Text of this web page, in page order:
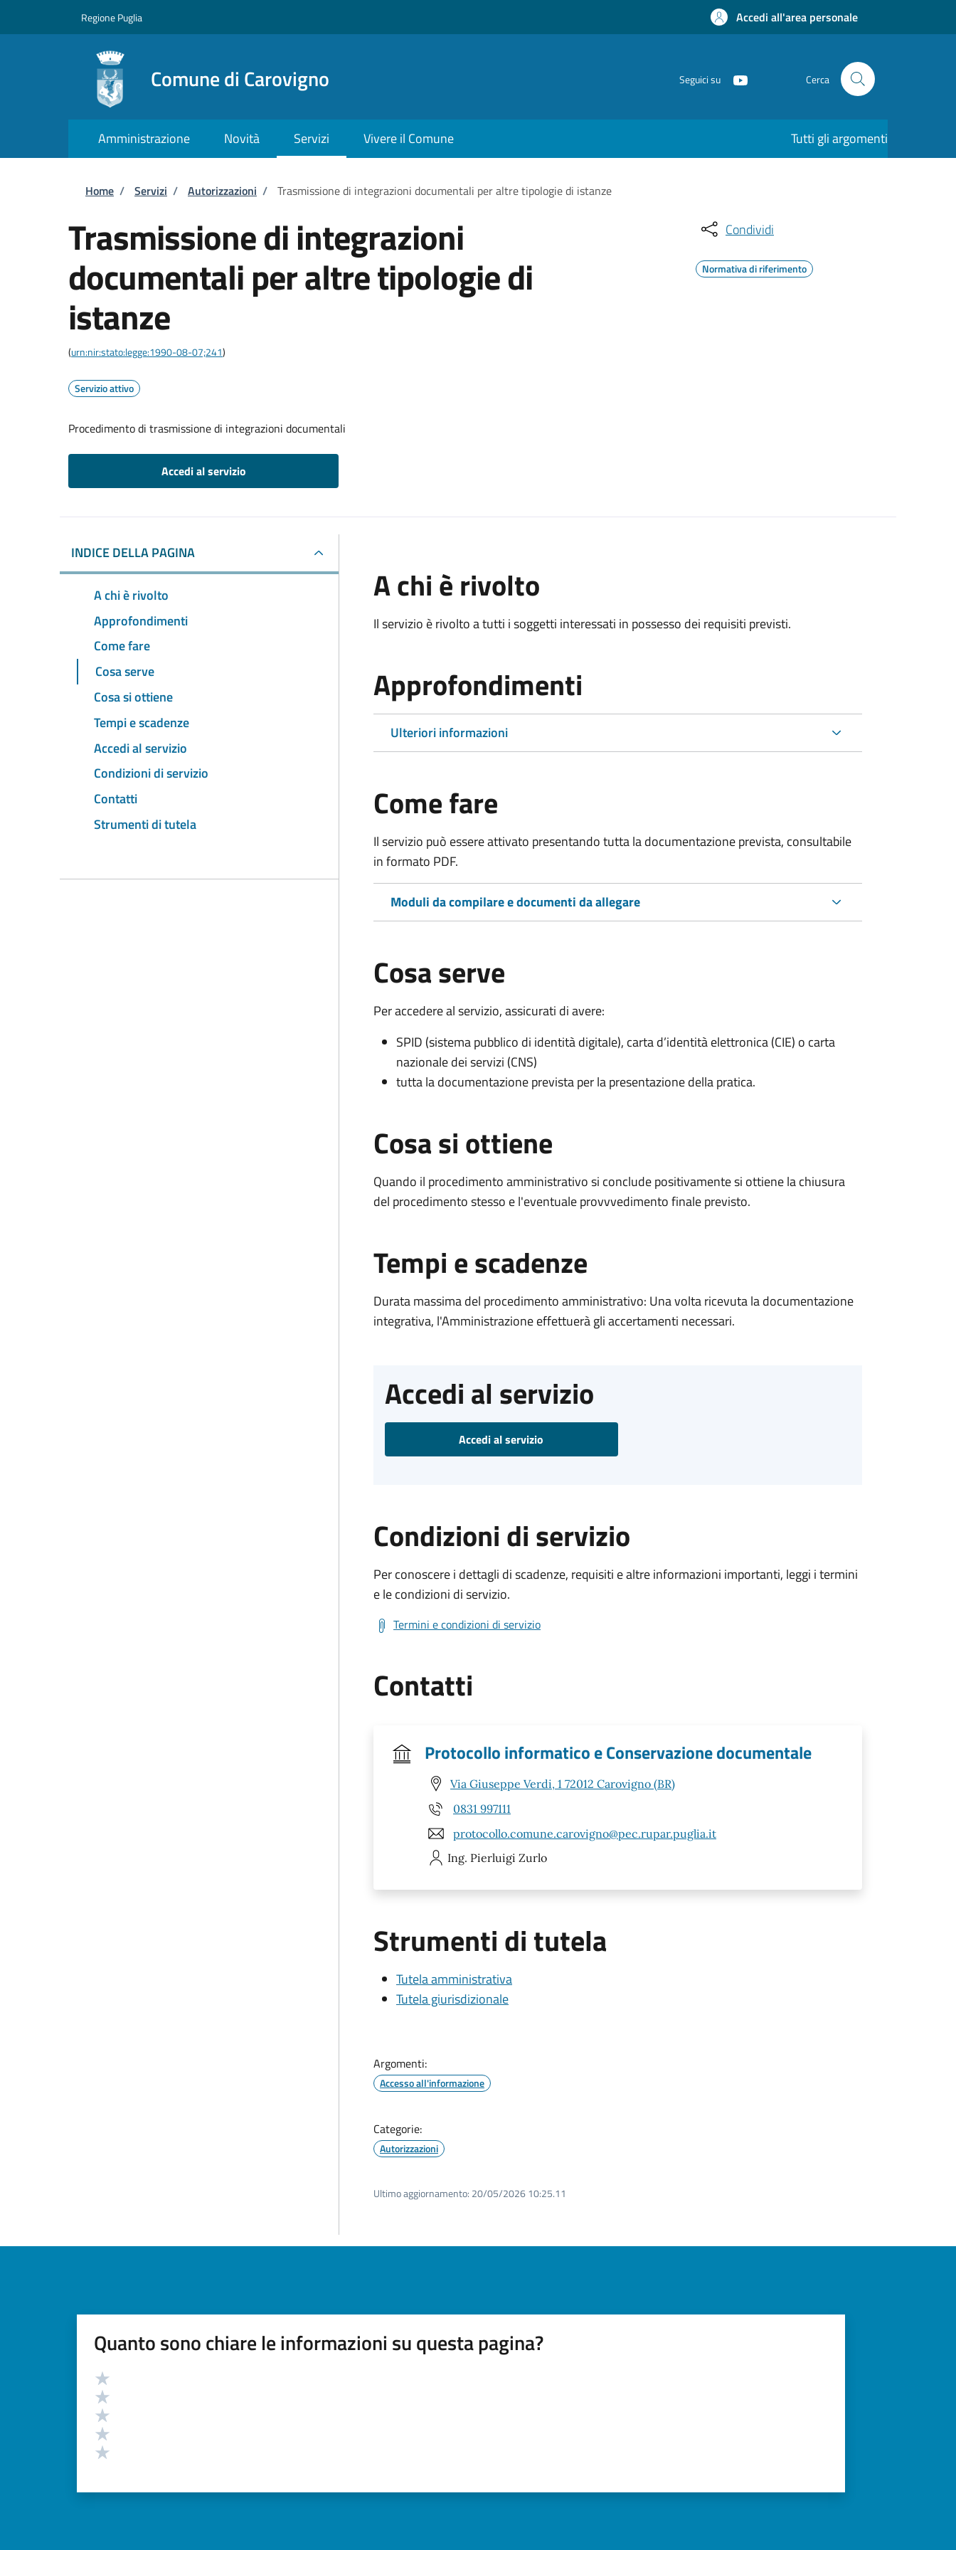
Regione Puglia Accedi all'area personale
Comune di Carovigno Seguici su Cerca
Amministrazione Novità Servizi Vivere il Comune Tutti gli argomenti
Briciole di pane
Home / Servizi / Autorizzazioni / Trasmissione di integrazioni documentali per altre tipologie di istanze
Trasmissione di integrazioni
documentali per altre tipologie di
istanze
(urn:nir:stato:legge:1990-08-07;241)
Servizio attivo
Procedimento di trasmissione di integrazioni documentali
Accedi al servizio
Condividi
Normativa di riferimento
INDICE DELLA PAGINA
A chi è rivolto
Approfondimenti
Come fare
Cosa serve
Cosa si ottiene
Tempi e scadenze
Accedi al servizio
Condizioni di servizio
Contatti
Strumenti di tutela
A chi è rivolto
Il servizio è rivolto a tutti i soggetti interessati in possesso dei requisiti previsti.
Approfondimenti
Ulteriori informazioni
Come fare
Il servizio può essere attivato presentando tutta la documentazione prevista, consultabile
in formato PDF.
Moduli da compilare e documenti da allegare
Cosa serve
Per accedere al servizio, assicurati di avere:
SPID (sistema pubblico di identità digitale), carta d’identità elettronica (CIE) o carta
nazionale dei servizi (CNS)
tutta la documentazione prevista per la presentazione della pratica.
Cosa si ottiene
Quando il procedimento amministrativo si conclude positivamente si ottiene la chiusura
del procedimento stesso e l'eventuale provvvedimento finale previsto.
Tempi e scadenze
Durata massima del procedimento amministrativo: Una volta ricevuta la documentazione
integrativa, l'Amministrazione effettuerà gli accertamenti necessari.
Accedi al servizio
Accedi al servizio
Condizioni di servizio
Per conoscere i dettagli di scadenze, requisiti e altre informazioni importanti, leggi i termini
e le condizioni di servizio.
Termini e condizioni di servizio
Contatti
Protocollo informatico e Conservazione documentale
Via Giuseppe Verdi, 1 72012 Carovigno (BR)
0831 997111
protocollo.comune.carovigno@pec.rupar.puglia.it
Ing. Pierluigi Zurlo
Strumenti di tutela
Tutela amministrativa
Tutela giurisdizionale
Argomenti:
Accesso all'informazione
Categorie:
Autorizzazioni
Ultimo aggiornamento: 20/05/2026 10:25.11
Quanto sono chiare le informazioni su questa pagina?
Valutazione